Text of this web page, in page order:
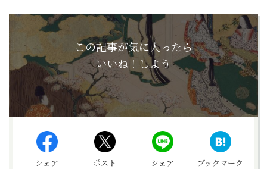
この記事が気に入ったら
いいね！しよう
シェア ポスト シェア ブックマーク